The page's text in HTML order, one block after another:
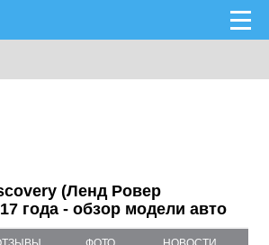
(Ленд Ровер
года - обзор модели авто